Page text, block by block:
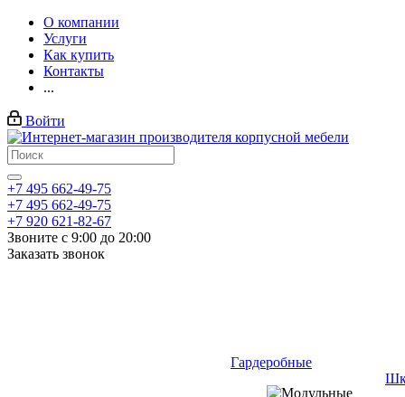
О компании
Услуги
Как купить
Контакты
...
Войти
+7 495 662-49-75
+7 495 662-49-75
+7 920 621-82-67
Звоните с 9:00 до 20:00
Заказать звонок
Гардеробные